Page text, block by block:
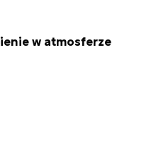
w atmosferze